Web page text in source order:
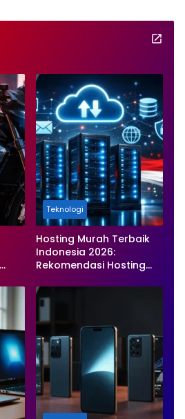
Teknologi
Hosting Murah Terbaik
Indonesia 2026:
Rekomendasi Hosting
Harga Terjangkau